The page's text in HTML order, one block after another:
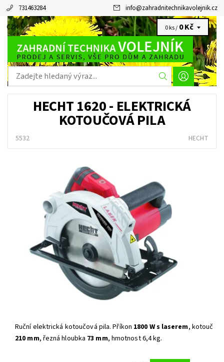
731463284 info@zahradnitechnikavolejnik.cz
CZK 0 ks / 0 Kč
HECHT 1620 - ELEKTRICKÁ
KOTOUČOVÁ PILA
5532 HECHT
Ruční elektrická kotoučová pila. Příkon 1800 Ws laserem, kotouč
210 mm, řezná hloubka 73 mm, hmotnost 6,4 kg.